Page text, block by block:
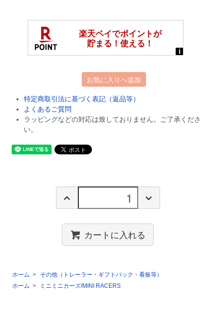
お気に入りへ追加
特定商取引法に基づく表記（返品等）
よくあるご質問
ラッピングなどの対応は致しておりません。ご了承くださ
い。
カートに入れる
ホーム >
その他（トレーラー・ギフトパック・看板等）
ホーム > ミニミニカーズ/MINI RACERS